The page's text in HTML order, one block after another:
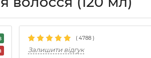
( 4788 )
Залишити відгук